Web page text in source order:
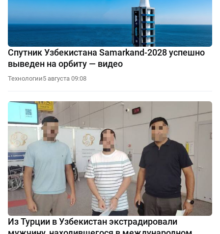
Спутник Узбекистана Samarkand-2028 успешно
выведен на орбиту — видео
Технологии5 августа 09:08
Из Турции в Узбекистан экстрадировали